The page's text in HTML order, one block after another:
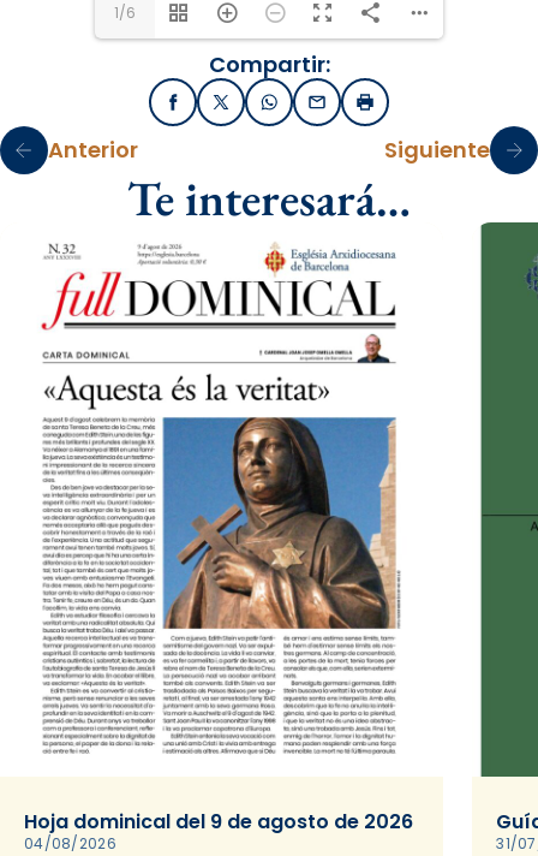
1/6
Compartir:
FacebookX / TwitterWhatsApp
EmailImprimir
Anterior Siguiente
Te interesará…
Hoja dominical del 9 de agosto de 2026
04/08/2026 31/